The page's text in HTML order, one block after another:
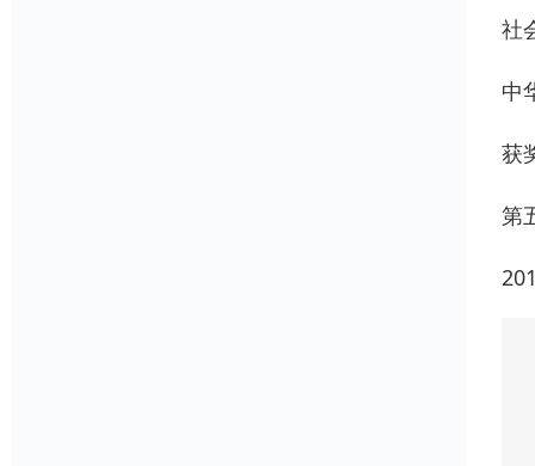
社
中
获
第